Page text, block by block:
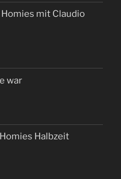
mit Claudio
war
Halbzeit